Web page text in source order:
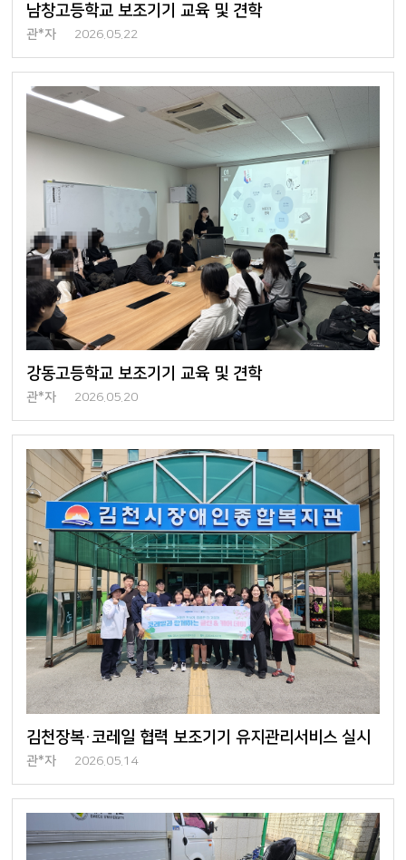
남창고등학교 보조기기 교육 및 견학
관*자 2026.05.22
강동고등학교 보조기기 교육 및 견학
관*자 2026.05.20
김천장복·코레일 협력 보조기기 유지관리서비스 실시
관*자 2026.05.14